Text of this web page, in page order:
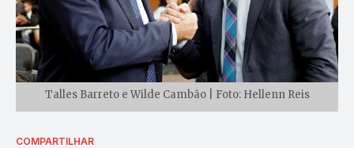
Talles Barreto e Wilde Cambão | Foto: Hellenn Reis
COMPARTILHAR